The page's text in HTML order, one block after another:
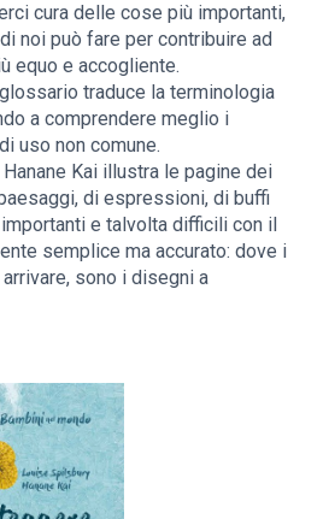
cura delle cose più importanti,
noi può fare per contribuire ad
equo e accogliente.
traduce la terminologia
a comprendere meglio i
uso non comune.
Kai illustra le pagine dei
di espressioni, di buffi
e talvolta difficili con il
semplice ma accurato: dove i
sono i disegni a